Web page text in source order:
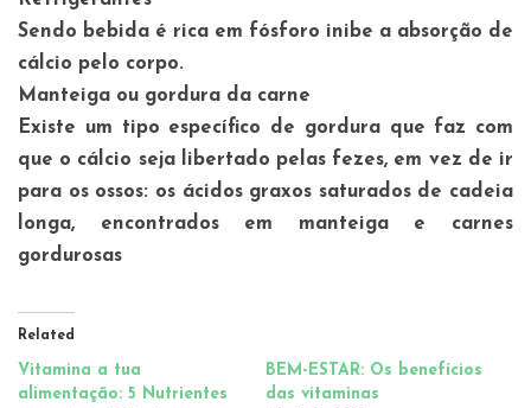
Sendo bebida é rica em fósforo inibe a absorção de
cálcio pelo corpo.
Manteiga ou gordura da carne
Existe um tipo específico de gordura que faz com
que o cálcio seja libertado pelas fezes, em vez de ir
para os ossos: os ácidos graxos saturados de cadeia
longa, encontrados em manteiga e carnes
gordurosas
Related
Vitamina a tua
alimentação: 5 Nutrientes
BEM-ESTAR: Os benefícios
das vitaminas